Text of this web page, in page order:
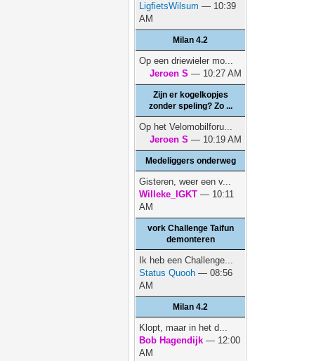
LigfietsWilsum — 10:39
AM
Milan 4.2
Op een driewieler mo...
Jeroen S — 10:27 AM
Zijn er kogelkopjes
zonder speling? Zo ...
Op het Velomobilforu...
Jeroen S — 10:19 AM
Medeliggers onderweg
Gisteren, weer een v...
Willeke_IGKT — 10:11
AM
vork Challenge Taifun
demonteren
Ik heb een Challenge...
Status Quooh — 08:56
AM
Milan 4.2
Klopt, maar in het d...
Bob Hagendijk — 12:00
AM